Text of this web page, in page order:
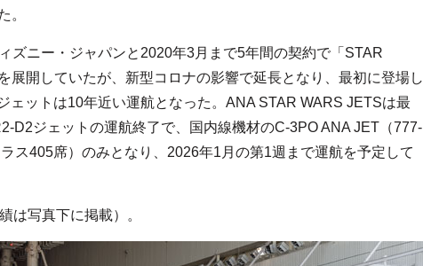
。
ズニー・ジャパンと2020年3月まで5年間の契約で「STAR
展開していたが、新型コロナの影響で延長となり、最初に登場し
ェットは10年近い運航となった。ANA STAR WARS JETSは最
D2ジェットの運航終了で、国内線機材のC-3PO ANA JET（777-
ス405席）のみとなり、2026年1月の第1週まで運航を予定して
は写真下に掲載）。